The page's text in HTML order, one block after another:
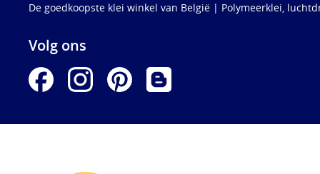
De goedkoopste klei winkel van België | Polymeerklei,
Volg ons